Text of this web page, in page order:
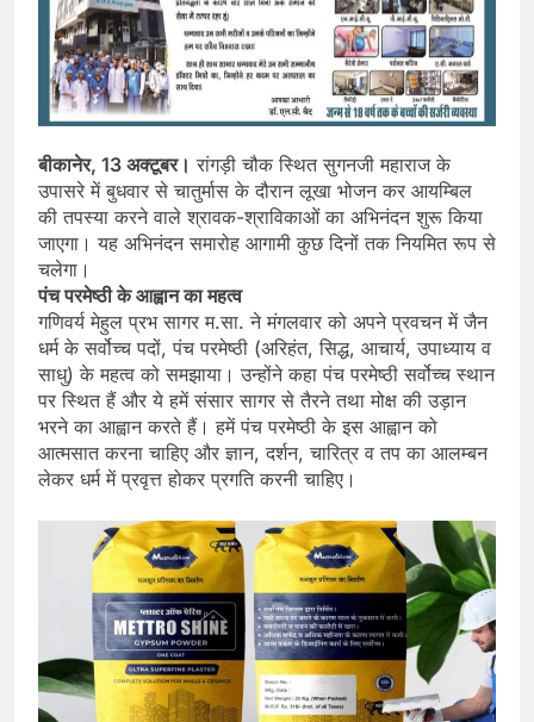
बीकानेर, 13 अक्टूबर। रांगड़ी चौक स्थित सुगनजी महाराज के
उपासरे में बुधवार से चातुर्मास के दौरान लूखा भोजन कर आयम्बिल
की तपस्या करने वाले श्रावक-श्राविकाओं का अभिनंदन शुरू किया
जाएगा। यह अभिनंदन समारोह आगामी कुछ दिनों तक नियमित रूप से
चलेगा।
पंच परमेष्ठी के आह्वान का महत्व
गणिवर्य मेहुल प्रभ सागर म.सा. ने मंगलवार को अपने प्रवचन में जैन
धर्म के सर्वोच्च पदों, पंच परमेष्ठी (अरिहंत, सिद्ध, आचार्य, उपाध्याय व
साधु) के महत्व को समझाया। उन्होंने कहा पंच परमेष्ठी सर्वोच्च स्थान
पर स्थित हैं और ये हमें संसार सागर से तैरने तथा मोक्ष की उड़ान
भरने का आह्वान करते हैं। हमें पंच परमेष्ठी के इस आह्वान को
आत्मसात करना चाहिए और ज्ञान, दर्शन, चारित्र व तप का आलम्बन
लेकर धर्म में प्रवृत्त होकर प्रगति करनी चाहिए।